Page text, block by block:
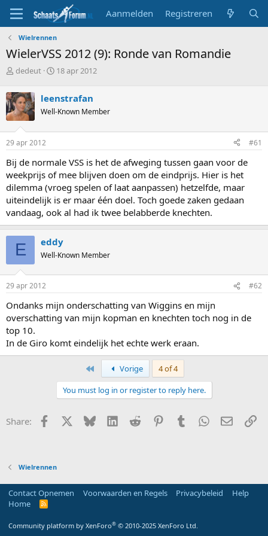
Aanmelden Registreren
Wielrennen
WielerVSS 2012 (9): Ronde van Romandie
T
p
i
c
s
t
a
t
e
r
dedeut
S
r
t
a
m
18 apr 2012
leenstrafan
Well-Known Member
29 apr 2012 #61
Bij de normale VSS is het de afweging tussen gaan voor de
weekprijs of mee blijven doen om de eindprijs. Hier is het
dilemma (vroeg spelen of laat aanpassen) hetzelfde, maar
uiteindelijk is er maar één doel. Toch goede zaken gedaan
vandaag, ook al had ik twee belabberde knechten.
E eddy
Well-Known Member
29 apr 2012 #62
Ondanks mijn onderschatting van Wiggins en mijn
overschatting van mijn kopman en knechten toch nog in de
top 10.
In de Giro komt eindelijk het echte werk eraan.
Vorige
4 of 4
You must log in or register to reply here.
Share: Facebook Bluesky LinkedInReddit PinterestTumblrWhatsApp
E-mail
Wielrennen
Contact Opnemen Voorwaarden en Regels Privacybeleid
Help
Home
R
Community platform by XenForo® © 2010-2025 XenForo Ltd.